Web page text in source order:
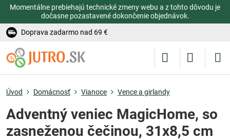
Momentálne prebiehajú technické zmeny webu a z tohto dôvodu je
dočasne pozastavené dokončenie objednávok.
Doprava zadarmo nad 69 €
Úvod Domácnosť Vianoce Vence a girlandy
Adventný veniec MagicHome, so
zasneženou čečinou, 31x8,5 cm